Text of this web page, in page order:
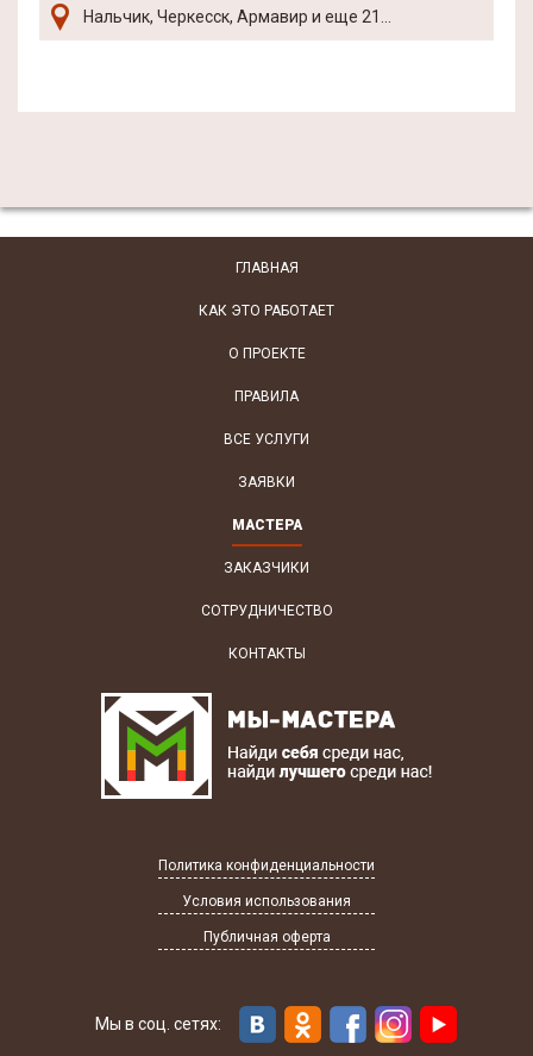
Нальчик, Черкесск, Армавир и еще 21...
ГЛАВНАЯ
КАК ЭТО РАБОТАЕТ
О ПРОЕКТЕ
ПРАВИЛА
ВСЕ УСЛУГИ
ЗАЯВКИ
МАСТЕРА
ЗАКАЗЧИКИ
СОТРУДНИЧЕСТВО
КОНТАКТЫ
Политика конфиденциальности
Условия использования
Публичная оферта
Мы в соц. сетях: